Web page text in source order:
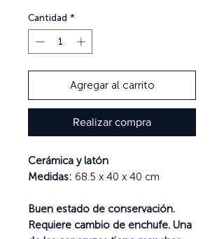
Cantidad *
Agregar al carrito
Realizar compra
Cerámica y latón
Medidas: 68.5 x 40 x 40 cm
Buen estado de conservación.
Requiere cambio de enchufe. Una